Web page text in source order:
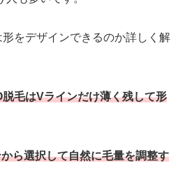
形をデザインできるのか詳しく解
毛はVラインだけ薄く残して形
ら選択して自然に毛量を調整す